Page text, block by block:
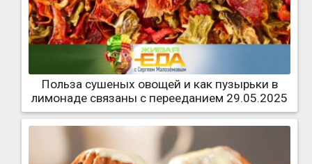
Польза сушеных овощей и как пузырьки в
лимонаде связаны с перееданием 29.05.2025